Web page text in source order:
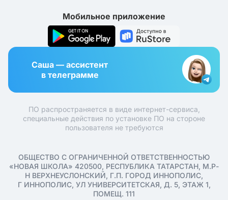
Мобильное приложение
Саша — ассистент
в телеграмме
ПО распространяется в виде интернет-сервиса,
специальные действия по установке ПО на стороне
пользователя не требуются
ОБЩЕСТВО С ОГРАНИЧЕННОЙ ОТВЕТСТВЕННОСТЬЮ
«НОВАЯ ШКОЛА» 420500, РЕСПУБЛИКА ТАТАРСТАН, М.Р-
Н ВЕРХНЕУСЛОНСКИЙ, Г.П. ГОРОД ИННОПОЛИС,
Г ИННОПОЛИС, УЛ УНИВЕРСИТЕТСКАЯ, Д. 5, ЭТАЖ 1,
ПОМЕЩ. 111